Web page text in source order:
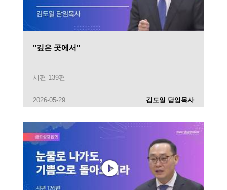
"깊은 곳에서"
시편 139편
2026-05-29 김도일 담임목사